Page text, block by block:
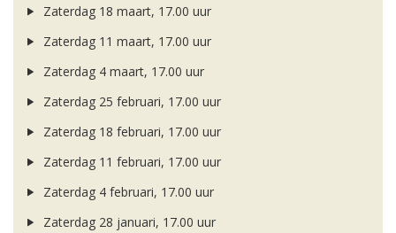
Zaterdag 18 maart, 17.00 uur
Zaterdag 11 maart, 17.00 uur
Zaterdag 4 maart, 17.00 uur
Zaterdag 25 februari, 17.00 uur
Zaterdag 18 februari, 17.00 uur
Zaterdag 11 februari, 17.00 uur
Zaterdag 4 februari, 17.00 uur
Zaterdag 28 januari, 17.00 uur